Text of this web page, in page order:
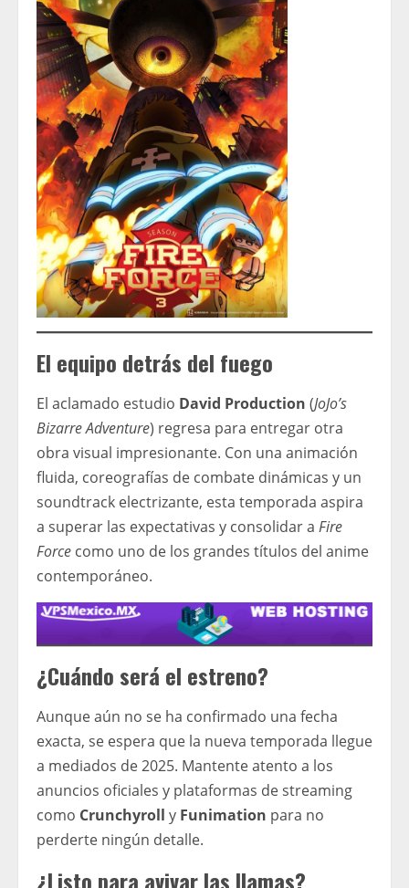
El equipo detrás del fuego
El aclamado estudio David Production (JoJo’s
Bizarre Adventure) regresa para entregar otra
obra visual impresionante. Con una animación
fluida, coreografías de combate dinámicas y un
soundtrack electrizante, esta temporada aspira
a superar las expectativas y consolidar a Fire
Force como uno de los grandes títulos del anime
contemporáneo.
¿Cuándo será el estreno?
Aunque aún no se ha confirmado una fecha
exacta, se espera que la nueva temporada llegue
a mediados de 2025. Mantente atento a los
anuncios oficiales y plataformas de streaming
como Crunchyroll y Funimation para no
perderte ningún detalle.
¿Listo para avivar las llamas?